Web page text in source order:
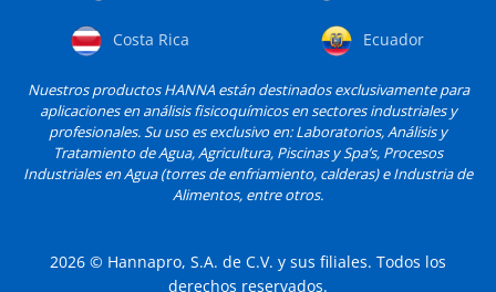
Costa Rica Ecuador
Nuestros productos HANNA están destinados exclusivamente para
aplicaciones en análisis fisicoquímicos en sectores industriales y
profesionales. Su uso es exclusivo en: Laboratorios, Análisis y
Tratamiento de Agua, Agricultura, Piscinas y Spa’s, Procesos
Industriales en Agua (torres de enfriamiento, calderas) e Industria de
Alimentos, entre otros.
2026 © Hannapro, S.A. de C.V. y sus filiales. Todos los
derechos reservados.